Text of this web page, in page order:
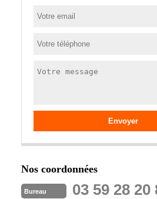
Nos coordonnées
Bureau 03 59 28 20